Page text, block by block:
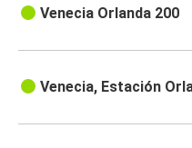
Venecia Orlanda 200
Venecia, Estación